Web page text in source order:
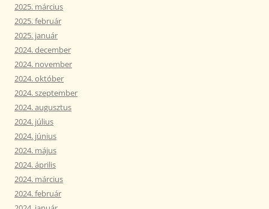
2025. március
2025. február
2025. január
2024. december
2024. november
2024. október
2024. szeptember
2024. augusztus
2024. július
2024. június
2024. május
2024. április
2024. március
2024. február